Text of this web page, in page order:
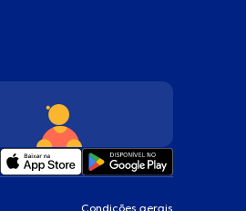
Condições gerais